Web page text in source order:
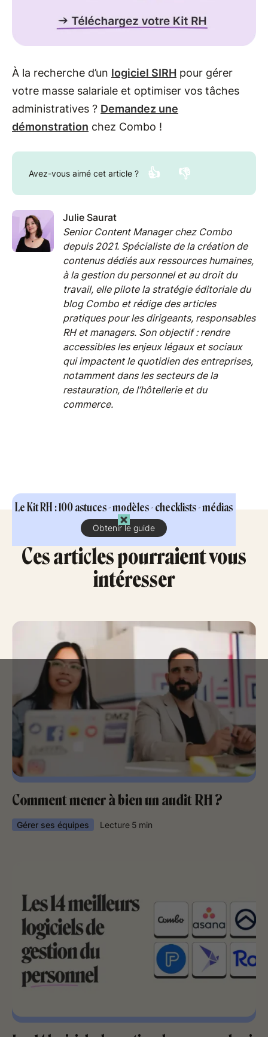
Le Kit RH : 100 astuces - modèles - checklists - médias
Obtenir le guide
À la recherche d’un logiciel SIRH pour gérer
votre masse salariale et optimiser vos tâches
administratives ? Demandez une
démonstration chez Combo !
Avez-vous aimé cet article ? 👍 👎
Julie Saurat
Senior Content Manager chez Combo
depuis 2021. Spécialiste de la création de
contenus dédiés aux ressources humaines,
à la gestion du personnel et au droit du
travail, elle pilote la stratégie éditoriale du
blog Combo et rédige des articles
pratiques pour les dirigeants, responsables
RH et managers. Son objectif : rendre
accessibles les enjeux légaux et sociaux
qui impactent le quotidien des entreprises,
notamment dans les secteurs de la
restauration, de l’hôtellerie et du
commerce.
Ces articles pourraient vous
intéresser
Comment mener à bien un audit RH ?
Gérer ses équipes Lecture 5 min